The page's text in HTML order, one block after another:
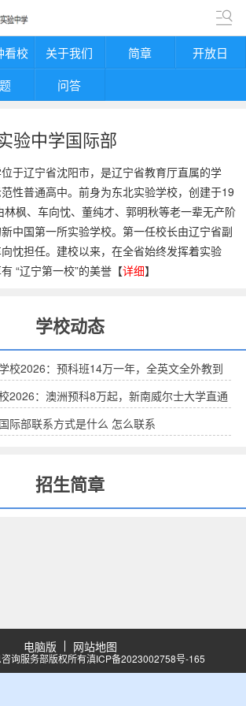
看校 关于我们 简章
开放日
问答
验中学国际部
于辽宁省沈阳市，是辽宁省教育厅直属的学
性普通高中。前身为东北实验学校，创建于19
枫、车向忱、董纯才、郭明秋等老一辈无产阶
中国第一所实验学校。第一任校长由辽宁省副
忱担任。建校以来，在全省始终发挥着实验
“辽宁第一校”的美誉【详细】
学校动态
校2026：预科班14万一年，全英文全外教到
2026：澳洲预科8万起，新南威尔士大学直通
际部联系方式是什么 怎么联系
招生简章
电脑版 网站地图
询服务部版权所有滇ICP备2023002758号-165